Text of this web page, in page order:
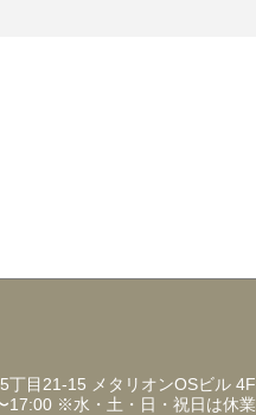
丁目21-15 メタリオンOSビル 4F
17:00 ※水・土・日・祝日は休業